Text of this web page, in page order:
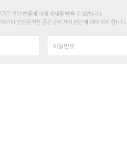
은 관련 법률에 의해 제재를 받을 수 있습니다.
거나 인신공격성 글은 관리자의 판단에 의해 삭제 합니다.